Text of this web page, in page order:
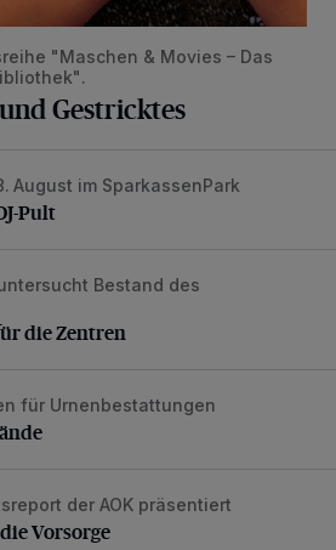
"Maschen & Movies – Das
Gestricktes
Pult
August im SparkassenPark
Pult
die ZentrenBestand des
die Zentren
für Urnenbestattungen
Vorsorge
der AOK präsentiert
Vorsorge